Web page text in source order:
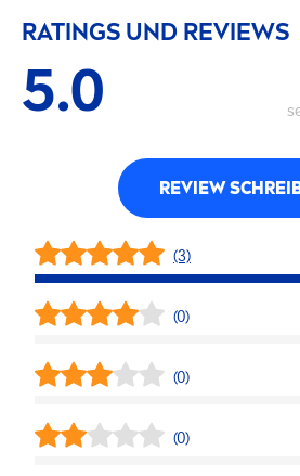
RATINGS UND REVIEWS
5.0
REVIEW
(3)
(0)
(0)
(0)